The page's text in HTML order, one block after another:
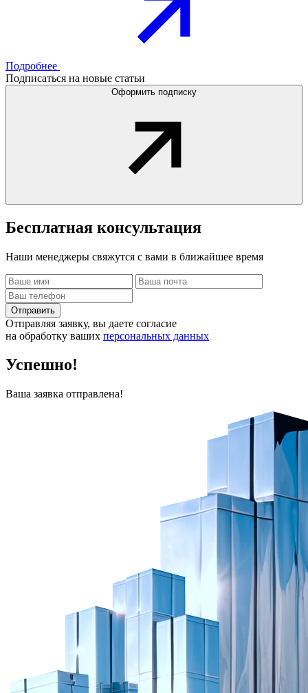
Подробнее
Подписаться на новые статьи
Оформить подписку
Бесплатная консультация
Наши менеджеры свяжутся с вами в ближайшее время
Отправить
Отправляя заявку, вы даете согласие
на обработку ваших персональных данных
Успешно!
Ваша заявка отправлена!